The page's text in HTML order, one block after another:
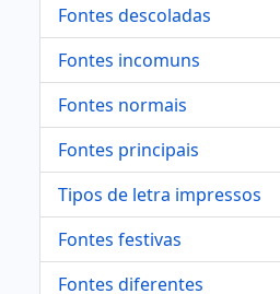
Fontes descoladas
Fontes incomuns
Fontes normais
Fontes principais
Tipos de letra impressos
Fontes festivas
Fontes diferentes